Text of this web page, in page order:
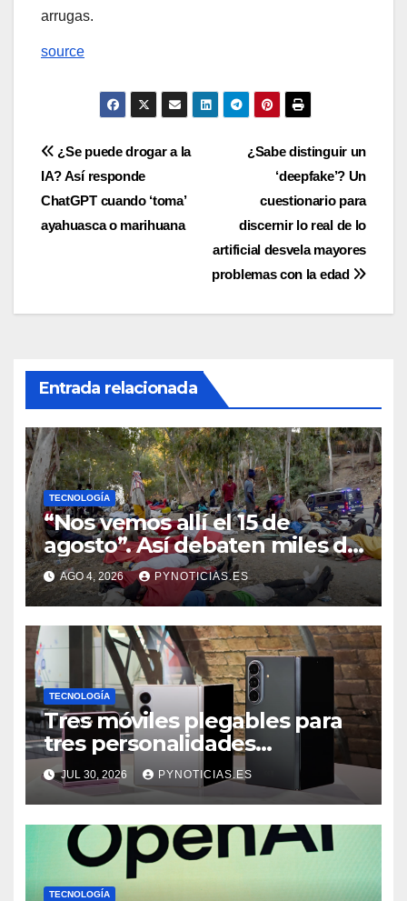
arrugas.
source
Navegación
de
entradas
¿Sabe distinguir un
‘deepfake’? Un
cuestionario para
discernir lo real de lo
artificial desvela mayores
problemas con la edad
¿Se puede drogar a la
IA? Así responde
ChatGPT cuando ‘toma’
ayahuasca o marihuana
Entrada relacionada
TECNOLOGÍA
“Nos vemos allí el 15 de
agosto”. Así debaten miles de
marroquíes en Facebook y
WhatsApp si habrá una
nueva entrada masiva a Ceuta
AGO 4, 2026 PYNOTICIAS.ES
TECNOLOGÍA
Tres móviles plegables para
tres personalidades
diferentes
JUL 30, 2026 PYNOTICIAS.ES
TECNOLOGÍA